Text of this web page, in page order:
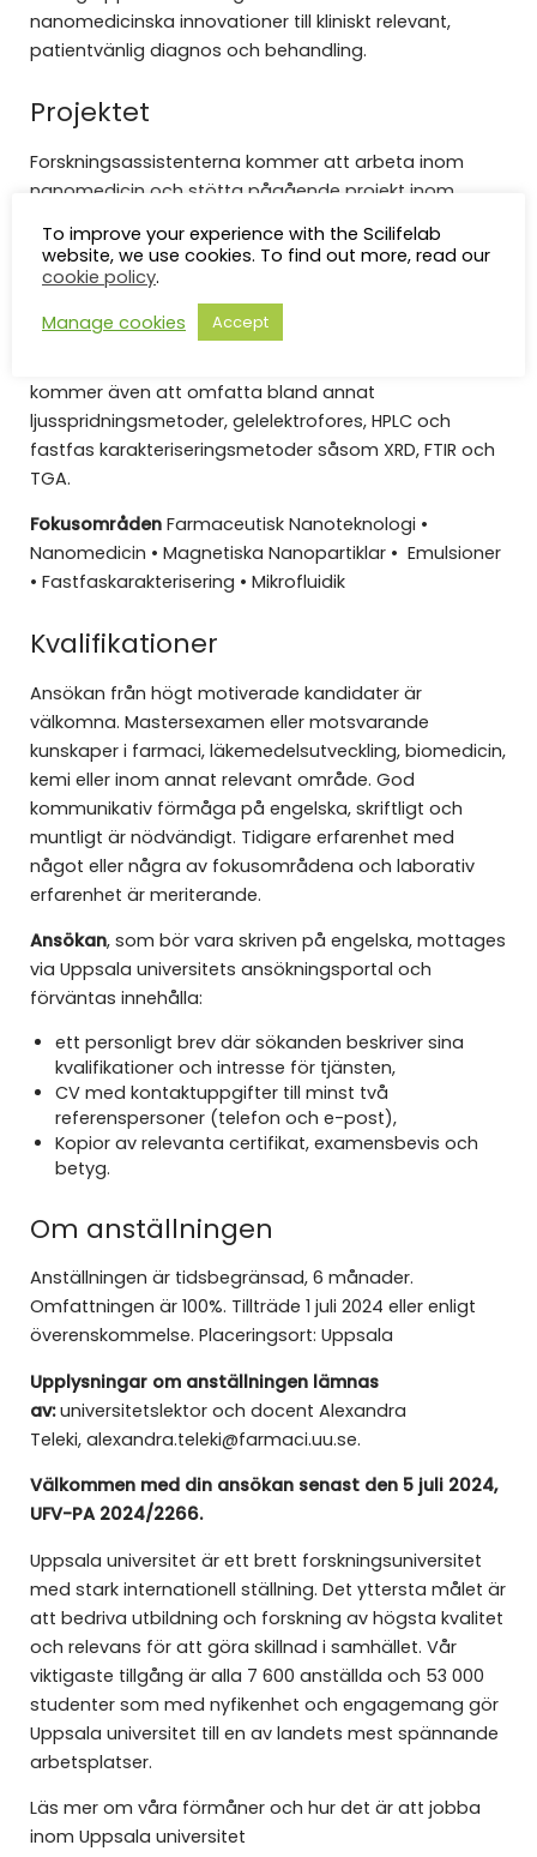
nanomedicinska innovationer till kliniskt relevant,
patientvänlig diagnos och behandling.
Projektet
Forskningsassistenterna kommer att arbeta inom
nanomedicin och stötta pågående projekt inom
laborativt och följa utvecklade protokoll för att
syntetisera och karakterisera nanopartiklar och lipid-
baserade läkemedelsformuleringar. Formuleringar
kommer att till stor del tillverkas och karakteriseras
kommer även att omfatta bland annat
ljusspridningsmetoder, gelelektrofores, HPLC och
fastfas karakteriseringsmetoder såsom XRD, FTIR och
TGA.
Fokusområden Farmaceutisk Nanoteknologi •
Nanomedicin • Magnetiska Nanopartiklar • Emulsioner
• Fastfaskarakterisering • Mikrofluidik
Kvalifikationer
Ansökan från högt motiverade kandidater är
välkomna. Mastersexamen eller motsvarande
kunskaper i farmaci, läkemedelsutveckling, biomedicin,
kemi eller inom annat relevant område. God
kommunikativ förmåga på engelska, skriftligt och
muntligt är nödvändigt. Tidigare erfarenhet med
något eller några av fokusområdena och laborativ
erfarenhet är meriterande.
Ansökan, som bör vara skriven på engelska, mottages
via Uppsala universitets ansökningsportal och
förväntas innehålla:
ett personligt brev där sökanden beskriver sina
kvalifikationer och intresse för tjänsten,
CV med kontaktuppgifter till minst två
referenspersoner (telefon och e-post),
Kopior av relevanta certifikat, examensbevis och
betyg.
Om anställningen
Anställningen är tidsbegränsad, 6 månader.
Omfattningen är 100%. Tillträde 1 juli 2024 eller enligt
överenskommelse. Placeringsort: Uppsala
Upplysningar om anställningen lämnas
av:universitetslektor och docent Alexandra
Teleki, alexandra.teleki@farmaci.uu.se.
Välkommen med din ansökan senast den 5 juli 2024,
UFV-PA 2024/2266.
Uppsala universitet är ett brett forskningsuniversitet
med stark internationell ställning. Det yttersta målet är
att bedriva utbildning och forskning av högsta kvalitet
och relevans för att göra skillnad i samhället. Vår
viktigaste tillgång är alla 7 600 anställda och 53 000
studenter som med nyfikenhet och engagemang gör
Uppsala universitet till en av landets mest spännande
arbetsplatser.
Läs mer om våra förmåner och hur det är att jobba
inom Uppsala universitet
To improve your experience with the Scilifelab
website, we use cookies. To find out more, read our
cookie policy.
Manage cookies
Accept